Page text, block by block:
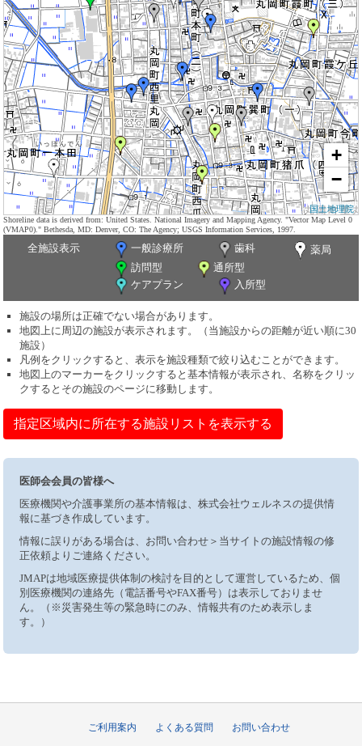
+
−
国土地理院
Shoreline data is derived from: United States. National Imagery and Mapping Agency. "Vector Map Level 0
(VMAP0)." Bethesda, MD: Denver, CO: The Agency; USGS Information Services, 1997.
全施設表示 一般診療所 歯科
薬局
訪問型
通所型
ケアプラン
入所型
施設の場所は正確でない場合があります。
地図上に周辺の施設が表示されます。（当施設からの距離が近い順に30
施設）
凡例をクリックすると、表示を施設種類で絞り込むことができます。
地図上のマーカーをクリックすると基本情報が表示され、名称をクリッ
クするとその施設のページに移動します。
指定区域内に所在する施設リストを表示する
医師会会員の皆様へ
医療機関や介護事業所の基本情報は、株式会社ウェルネスの提供情
報に基づき作成しています。
情報に誤りがある場合は、お問い合わせ＞当サイトの施設情報の修
正依頼よりご連絡ください。
JMAPは地域医療提供体制の検討を目的として運営しているため、個
別医療機関の連絡先（電話番号やFAX番号）は表示しておりませ
ん。（※災害発生等の緊急時にのみ、情報共有のため表示しま
す。）
ご利用案内 よくある質問 お問い合わせ